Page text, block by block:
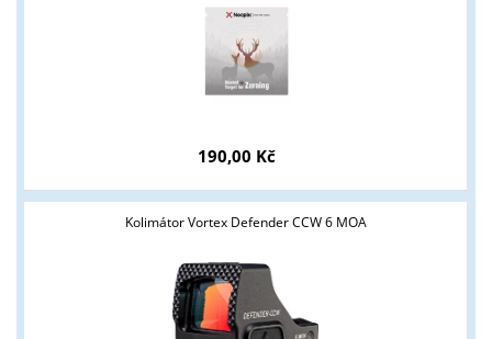
190,00 Kč
Kolimátor Vortex Defender CCW 6 MOA
Tyto stránky jsou určeny pouze odborné veřejnosti od 18 let a
podnikatelům v oblasti zbraně a střelivo. Splňujete tyto
ANO NE